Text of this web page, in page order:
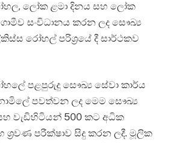
ලෝක ළමා දිනය සහ ලෝක
සංවිධානය කරන ලද සෞඛ්‍ය
රෝහල් පරිශ්‍රයේ දී සාර්ථකව
පළපුරුදු සෞඛ්‍ය සේවා කාර්ය
පවත්වන ලද මෙම සෞඛ්‍ය
වැඩිහිටියන් 500 කට අධික
පරීක්ෂාව සිදු කරන ලදී. මූලික